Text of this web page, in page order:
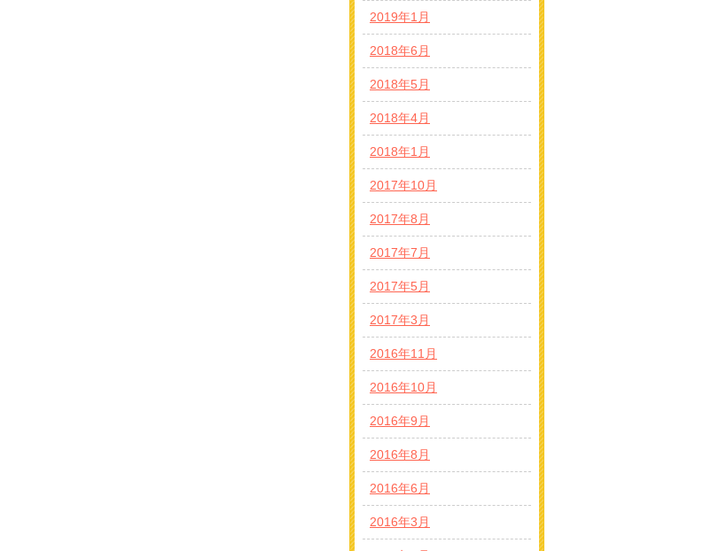
2019年1月
2018年6月
2018年5月
2018年4月
2018年1月
2017年10月
2017年8月
2017年7月
2017年5月
2017年3月
2016年11月
2016年10月
2016年9月
2016年8月
2016年6月
2016年3月